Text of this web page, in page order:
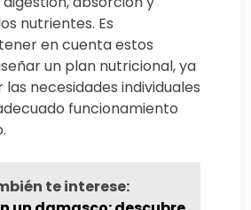
nutrientes. Es
en cuenta estos
un plan nutricional, ya
necesidades individuales
funcionamiento
te interese: